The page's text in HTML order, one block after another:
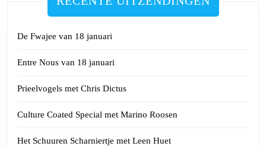
De Fwajee van 18 januari
Entre Nous van 18 januari
Prieelvogels met Chris Dictus
Culture Coated Special met Marino Roosen
Het Schuuren Scharniertje met Leen Huet